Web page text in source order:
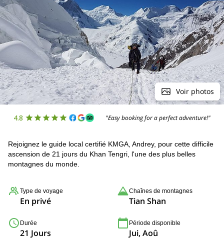
Voir photos
4.8 "Easy booking for a perfect adventure!"
Rejoignez le guide local certifié KMGA, Andrey, pour cette difficile
ascension de 21 jours du Khan Tengri, l'une des plus belles
montagnes du monde.
Type de voyage
En privé
Chaînes de montagnes
Tian Shan
Durée
21 Jours
Période disponible
Jui, Aoû